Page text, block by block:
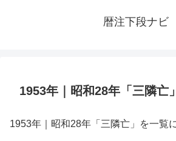
暦注下段ナビ
1953年｜昭和28年「三隣亡
1953年｜昭和28年「三隣亡」を一覧